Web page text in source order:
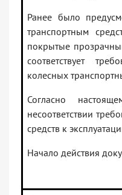
Ранее было
транспортным
покрытые
соответствует
колесных
Согласно
несоответствии
средств к
Начало действия